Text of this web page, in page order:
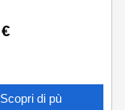
€
Scopri di pù